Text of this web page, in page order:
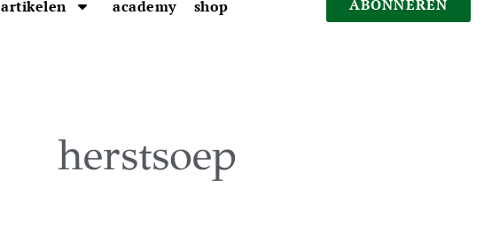
artikelen academy shop ABONNEREN
herstsoep